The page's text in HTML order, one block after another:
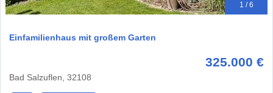
1 / 6
Einfamilienhaus mit großem Garten
325.000 €
Bad Salzuflen, 32108